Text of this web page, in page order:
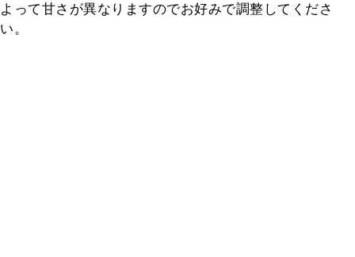
よって甘さが異なりますのでお好みで調整してくださ
い。